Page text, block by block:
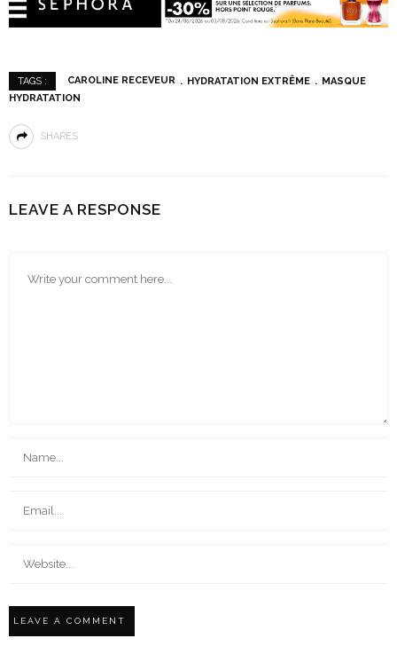
TAGS : CAROLINE RECEVEUR HYDRATATION EXTRÊME
MASQUE
HYDRATATION
SHARES
LEAVE A RESPONSE